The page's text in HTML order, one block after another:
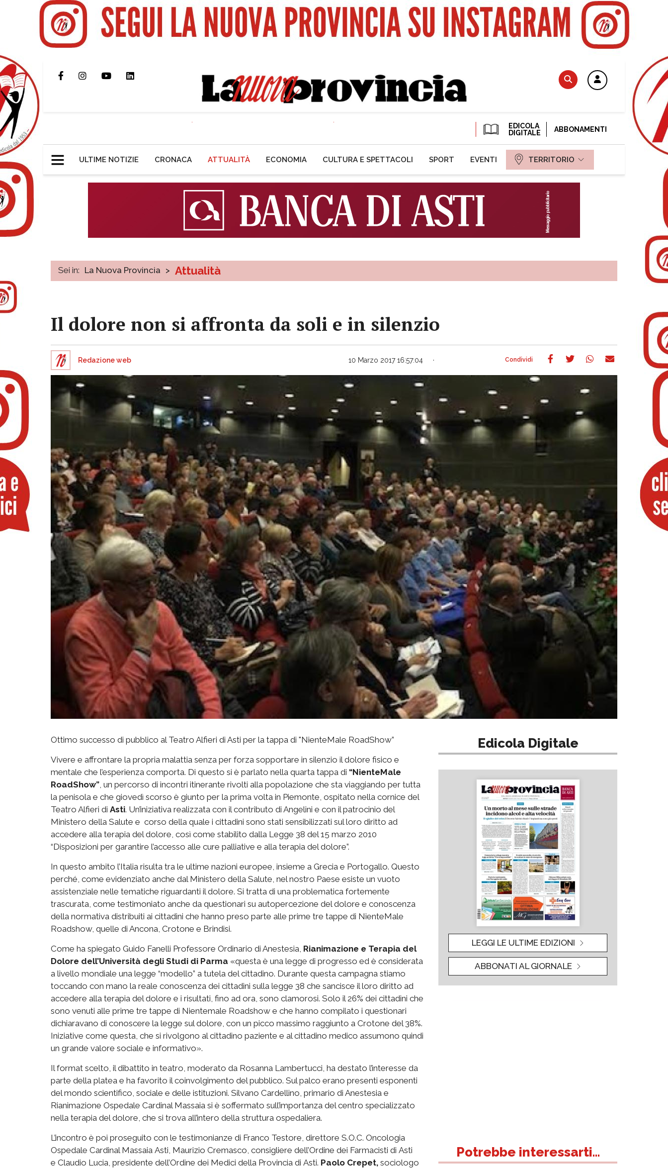
EDICOLA
DIGITALE
ABBONAMENTI
ULTIME NOTIZIE CRONACA ATTUALITÀ ECONOMIA CULTURA E SPETTACOLI SPORT EVENTI TERRITORIO
Sei in: La Nuova Provincia > Attualità
Il dolore non si affronta da soli e in silenzio
Redazione web 10 Marzo 2017 16:57:04
Ottimo successo di pubblico al Teatro Alfieri di Asti per la tappa di "NienteMale RoadShow”
Vivere e affrontare la propria malattia senza per forza sopportare in silenzio il dolore fisico e
mentale che l’esperienza comporta. Di questo si è parlato nella quarta tappa di “NienteMale
RoadShow” , un percorso di incontri itinerante rivolti alla popolazione che sta viaggiando per tutta
la penisola e che giovedì scorso è giunto per la prima volta in Piemonte, ospitato nella cornice del
Teatro Alfieri di Asti. Un’iniziativa realizzata con il contributo di Angelini e con il patrocinio del
Ministero della Salute e corso della quale i cittadini sono stati sensibilizzati sul loro diritto ad
accedere alla terapia del dolore, così come stabilito dalla Legge 38 del 15 marzo 2010
“Disposizioni per garantire l’accesso alle cure palliative e alla terapia del dolore”.
In questo ambito l’Italia risulta tra le ultime nazioni europee, insieme a Grecia e Portogallo. Questo
perché, come evidenziato anche dal Ministero della Salute, nel nostro Paese esiste un vuoto
assistenziale nelle tematiche riguardanti il dolore. Si tratta di una problematica fortemente
trascurata, come testimoniato anche da questionari su autopercezione del dolore e conoscenza
della normativa distribuiti ai cittadini che hanno preso parte alle prime tre tappe di NienteMale
Roadshow, quelle di Ancona, Crotone e Brindisi.
Come ha spiegato Guido Fanelli Professore Ordinario di Anestesia, Rianimazione e Terapia del
Dolore dell’Università degli Studi di Parma «questa è una legge di progresso ed è considerata
a livello mondiale una legge “modello” a tutela del cittadino. Durante questa campagna stiamo
toccando con mano la reale conoscenza dei cittadini sulla legge 38 che sancisce il loro diritto ad
accedere alla terapia del dolore e i risultati, fino ad ora, sono clamorosi. Solo il 26% dei cittadini che
sono venuti alle prime tre tappe di Nientemale Roadshow e che hanno compilato i questionari
dichiaravano di conoscere la legge sul dolore, con un picco massimo raggiunto a Crotone del 38%.
Iniziative come questa, che si rivolgono al cittadino paziente e al cittadino medico assumono quindi
un grande valore sociale e informativo».
Il format scelto, il dibattito in teatro, moderato da Rosanna Lambertucci, ha destato l’interesse da
parte della platea e ha favorito il coinvolgimento del pubblico. Sul palco erano presenti esponenti
del mondo scientifico, sociale e delle istituzioni. Silvano Cardellino, primario di Anestesia e
Rianimazione Ospedale Cardinal Massaia si è soffermato sull’importanza del centro specializzato
nella terapia del dolore, che si trova all’intero della struttura ospedaliera.
L’incontro è poi proseguito con le testimonianze di Franco Testore, direttore S.O.C. Oncologia
Ospedale Cardinal Massaia Asti, Maurizio Cremasco, consigliere dell’Ordine dei Farmacisti di Asti
e Claudio Lucia, presidente dell’Ordine dei Medici della Provincia di Asti. Paolo Crepet, sociologo
Edicola Digitale
LEGGI LE ULTIME EDIZIONI
ABBONATI AL GIORNALE
Potrebbe interessarti...